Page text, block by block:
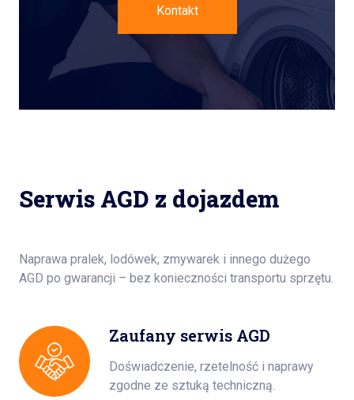
Kontakt
Serwis AGD z dojazdem
Naprawa pralek, lodówek, zmywarek i innego dużego
AGD po gwarancji – bez konieczności transportu sprzętu.
Zaufany serwis AGD
Doświadczenie, rzetelność i naprawy
zgodne ze sztuką techniczną.